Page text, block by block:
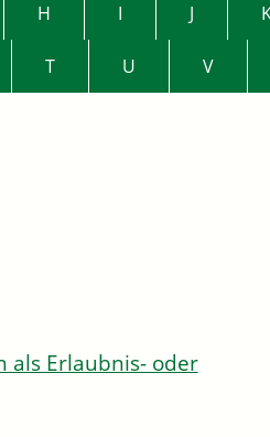
H I J
T U V
als Erlaubnis- oder